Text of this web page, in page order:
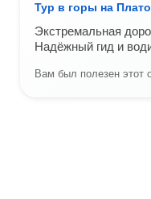
Тур в горы на
Экстремальная
Надёжный гид и
Вам был полезен этот